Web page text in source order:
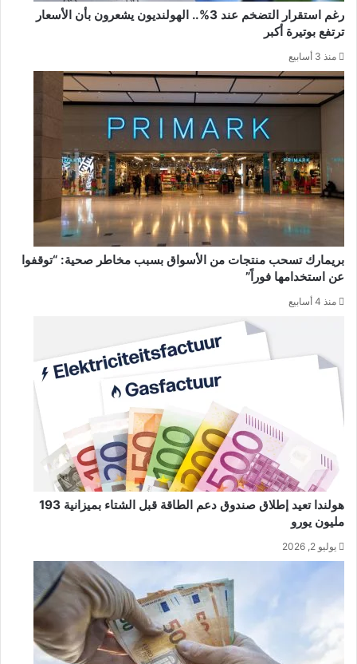
رغم استقرار التضخم عند 3%.. الهولنديون يشعرون بأن الأسعار
ترتفع بوتيرة أكبر
منذ 3 أسابيع
بريمارك تسحب منتجات من الأسواق بسبب مخاطر صحية: “توقفوا
عن استخدامها فوراً”
منذ 4 أسابيع
هولندا تعيد إطلاق صندوق دعم الطاقة قبل الشتاء بميزانية 193
مليون يورو
يوليو 2, 2026